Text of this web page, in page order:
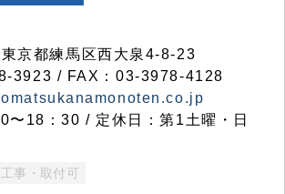
京都練馬区西大泉4-8-23
3923 / FAX：03-3978-4128
〜18：30 / 定休日：第1土曜・日
工事・取付可